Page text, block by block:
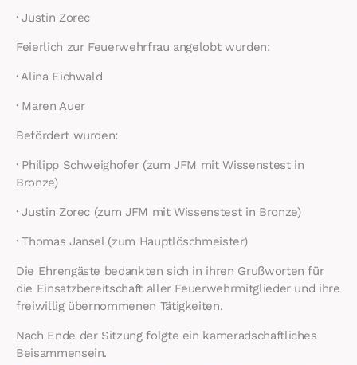
· Justin Zorec
Feierlich zur Feuerwehrfrau angelobt wurden:
· Alina Eichwald
· Maren Auer
Befördert wurden:
· Philipp Schweighofer (zum JFM mit Wissenstest in
Bronze)
· Justin Zorec (zum JFM mit Wissenstest in Bronze)
· Thomas Jansel (zum Hauptlöschmeister)
Die Ehrengäste bedankten sich in ihren Grußworten für
die Einsatzbereitschaft aller Feuerwehrmitglieder und ihre
freiwillig übernommenen Tätigkeiten.
Nach Ende der Sitzung folgte ein kameradschaftliches
Beisammensein.